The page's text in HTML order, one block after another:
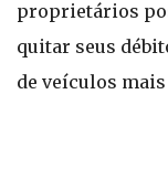
proprietários
quitar seus
de veículos